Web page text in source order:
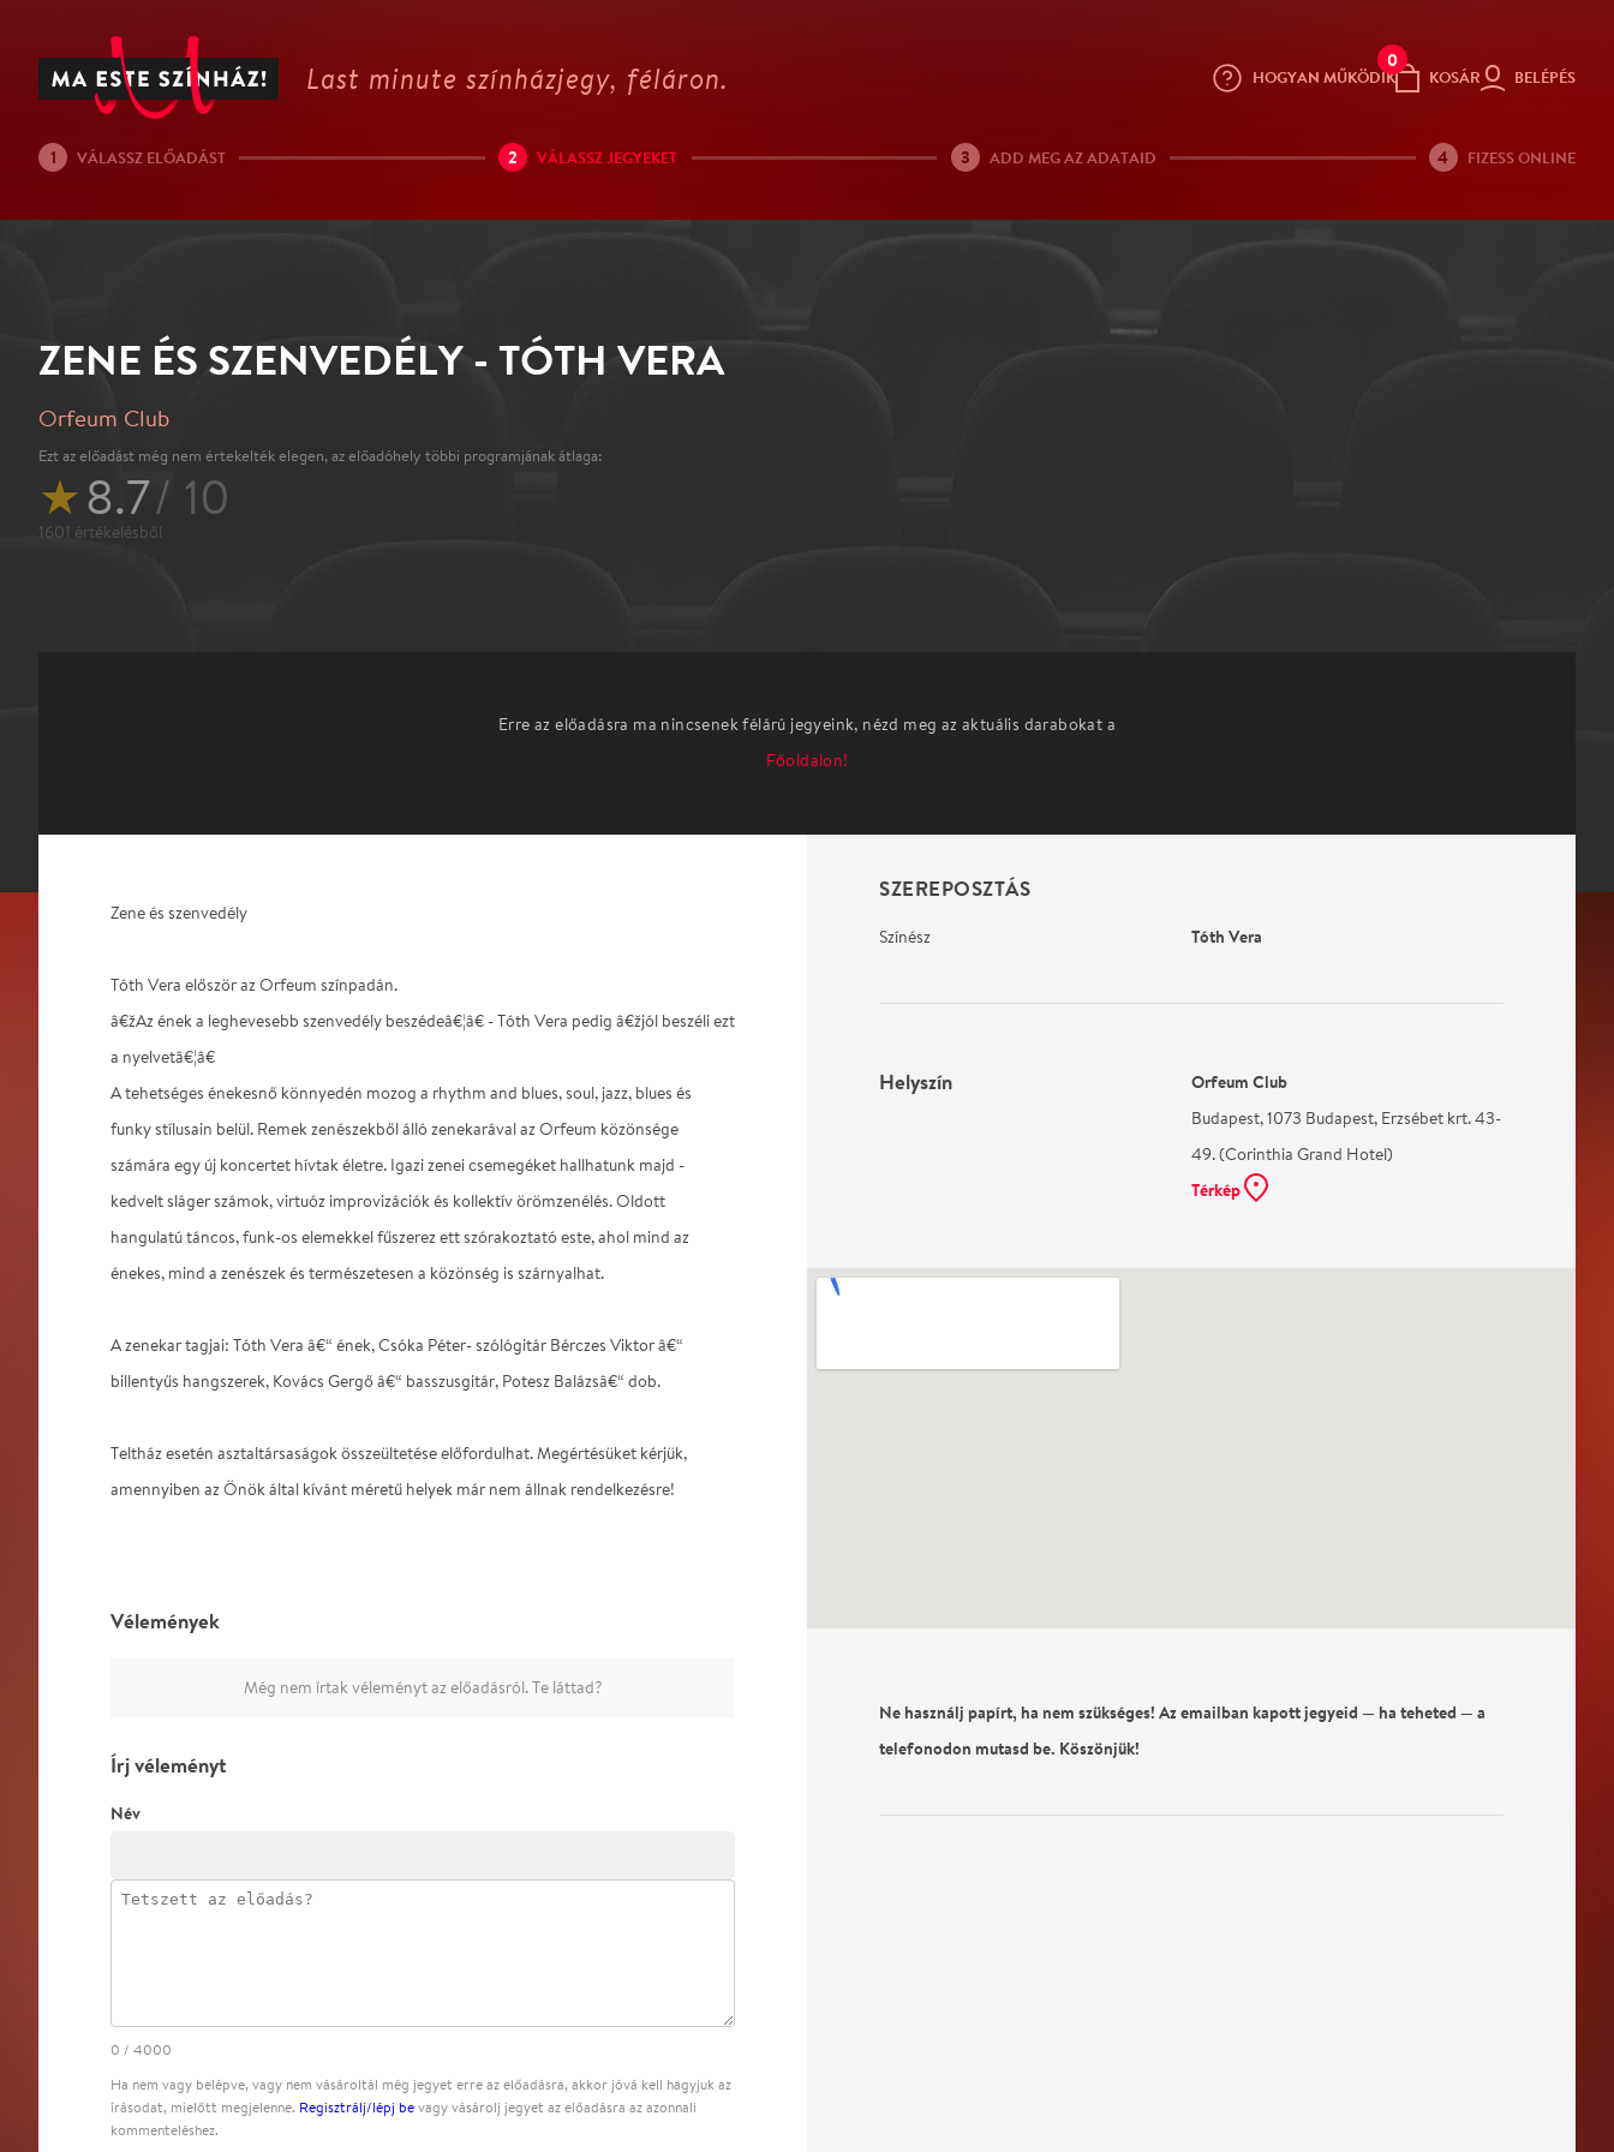
Last minute színházjegy, féláron. HOGYAN MŰKÖDIK
0
KOSÁR BELÉPÉS
1 VÁLASSZ ELŐADÁST 2 VÁLASSZ JEGYEKET 3 ADD MEG AZ ADATAID 4 FIZESS ONLINE
ZENE ÉS SZENVEDÉLY - TÓTH VERA
Orfeum Club
Ezt az előadást még nem értekelték elegen, az előadóhely többi programjának átlaga:
★8.7/ 10
1601 értékelésből
Erre az előadásra ma nincsenek félárú jegyeink, nézd meg az aktuális darabokat a
Főoldalon!
Zene és szenvedély
Tóth Vera először az Orfeum színpadán.
â€žAz ének a leghevesebb szenvedély beszédeâ€¦â€ - Tóth Vera pedig â€žjól beszéli ezt
a nyelvetâ€¦â€
A tehetséges énekesnő könnyedén mozog a rhythm and blues, soul, jazz, blues és
funky stílusain belül. Remek zenészekből álló zenekarával az Orfeum közönsége
számára egy új koncertet hívtak életre. Igazi zenei csemegéket hallhatunk majd -
kedvelt sláger számok, virtuóz improvizációk és kollektív örömzenélés. Oldott
hangulatú táncos, funk-os elemekkel fűszerez ett szórakoztató este, ahol mind az
énekes, mind a zenészek és természetesen a közönség is szárnyalhat.
A zenekar tagjai: Tóth Vera â€“ ének, Csóka Péter- szólógitár Bérczes Viktor â€“
billentyűs hangszerek, Kovács Gergő â€“ basszusgitár, Potesz Balázsâ€“ dob.
Teltház esetén asztaltársaságok összeültetése előfordulhat. Megértésüket kérjük,
amennyiben az Önök által kívánt méretű helyek már nem állnak rendelkezésre!
SZEREPOSZTÁS
Színész Tóth Vera
Helyszín Orfeum Club
Budapest, 1073 Budapest, Erzsébet krt. 43-
49. (Corinthia Grand Hotel)
Térkép
Ne használj papírt, ha nem szükséges! Az emailban kapott jegyeid — ha teheted — a
telefonodon mutasd be. Köszönjük!
Vélemények
Még nem írtak véleményt az előadásról. Te láttad?
Írj véleményt
Név
0 / 4000
Ha nem vagy belépve, vagy nem vásároltál még jegyet erre az előadásra, akkor jóvá kell hagyjuk az
írásodat, mielőtt megjelenne. Regisztrálj/lépj be vagy vásárolj jegyet az előadásra az azonnali
kommenteléshez.